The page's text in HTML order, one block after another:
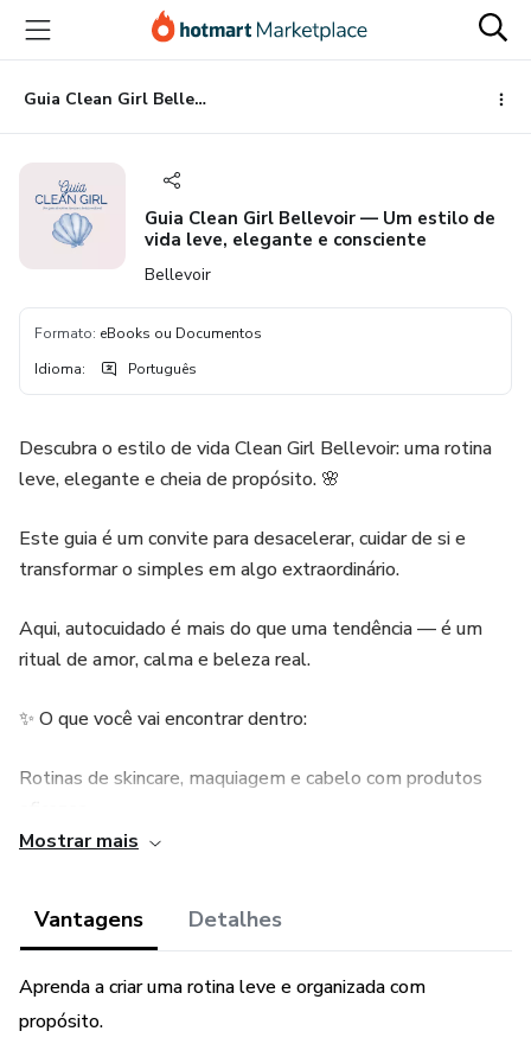
para
conteúdo
principal
para
pagamento
para
rodapé
Guia Clean Girl Bellevoir — Um estilo de vida leve, elegante e consciente
Guia Clean Girl Bellevoir — Um estilo de
vida leve, elegante e consciente
Bellevoir
Formato: eBooks ou Documentos
Idioma: Português
Descubra o estilo de vida Clean Girl Bellevoir: uma rotina
leve, elegante e cheia de propósito. 🌸
Este guia é um convite para desacelerar, cuidar de si e
transformar o simples em algo extraordinário.
Aqui, autocuidado é mais do que uma tendência — é um
ritual de amor, calma e beleza real.
✨ O que você vai encontrar dentro:
Rotinas de skincare, maquiagem e cabelo com produtos
Organização alimentar prática e leve
Dicas de estilo minimalista e elegante
Mostrar mais
Vantagens Detalhes
Aprenda a criar uma rotina leve e organizada com
propósito.